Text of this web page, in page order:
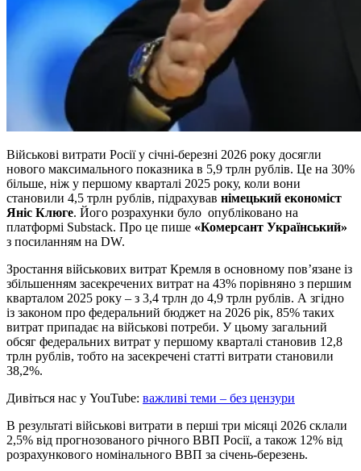
Військові витрати Росії у січні-березні 2026 року досягли
нового максимального показника в 5,9 трлн рублів. Це на 30%
більше, ніж у першому кварталі 2025 року, коли вони
становили 4,5 трлн рублів, підрахував німецький економіст
Яніс Клюге. Його розрахунки було опубліковано на
платформі Substack. Про це пише «Комерсант Український»
з посиланням на DW.
Зростання військових витрат Кремля в основному пов’язане із
збільшенням засекречених витрат на 43% порівняно з першим
кварталом 2025 року – з 3,4 трлн до 4,9 трлн рублів. А згідно
із законом про федеральний бюджет на 2026 рік, 85% таких
витрат припадає на військові потреби. У цьому загальний
обсяг федеральних витрат у першому кварталі становив 12,8
трлн рублів, тобто на засекречені статті витрати становили
38,2%.
Дивіться нас у YouTube: важливі теми – без цензури
В результаті військові витрати в перші три місяці 2026 склали
2,5% від прогнозованого річного ВВП Росії, а також 12% від
розрахункового номінального ВВП за січень-березень.